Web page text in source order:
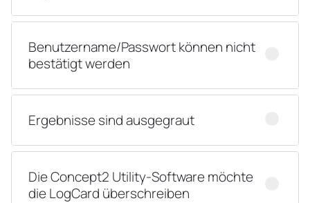
Benutzername/Passwort können nicht
bestätigt werden
Ergebnisse sind ausgegraut
Die Concept2 Utility-Software möchte
die LogCard überschreiben